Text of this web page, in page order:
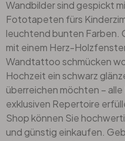
Wandbilder sind gespickt
Fototapeten fürs
leuchtend bunten Farben.
mit einem Herz-
Wandtattoo schmücken
Hochzeit ein schwarz
überreichen möchten –
exklusiven Repertoire
Shop können Sie
und günstig einkaufen.